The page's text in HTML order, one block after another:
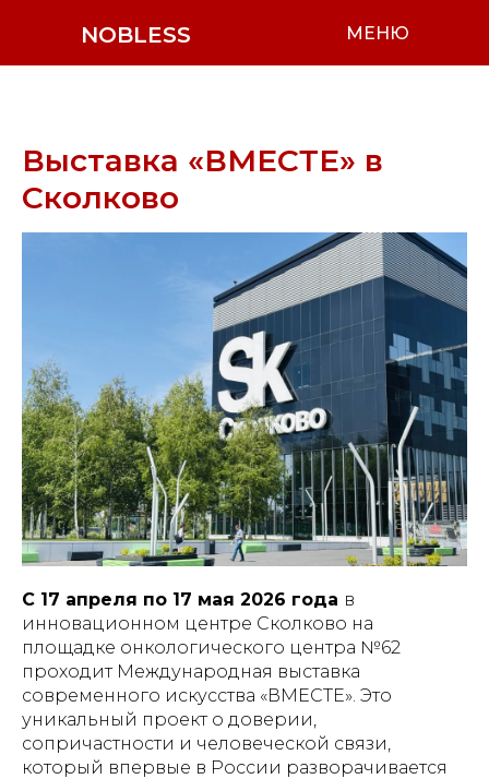
NOBLESS МЕНЮ
Выставка «ВМЕСТЕ» в
Сколково
С 17 апреля по 17 мая 2026 года в
инновационном центре Сколково на
площадке онкологического центра №62
проходит Международная выставка
современного искусства «ВМЕСТЕ». Это
уникальный проект о доверии,
сопричастности и человеческой связи,
который впервые в России разворачивается